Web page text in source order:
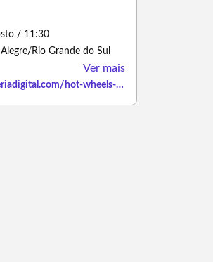
/ 11:30
Rio Grande do Sul
Ver mais
https://www.bilheteriadigital.com/hot-wheels-monster-trucks-live-porto-alegre-sessao-11h30-09-de-agosto